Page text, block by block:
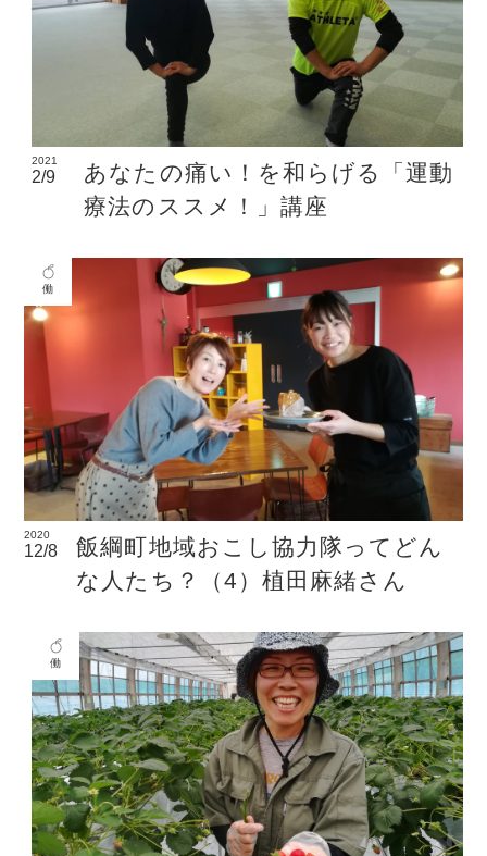
2021
2/9
あなたの痛い！を和らげる「運動
療法のススメ！」講座
2020
12/8
飯綱町地域おこし協力隊ってどん
な人たち？（4）植田麻緒さん
働
働